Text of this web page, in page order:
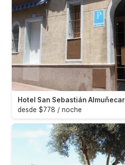
Hotel San Sebastián Almuñecar
desde $778 / noche